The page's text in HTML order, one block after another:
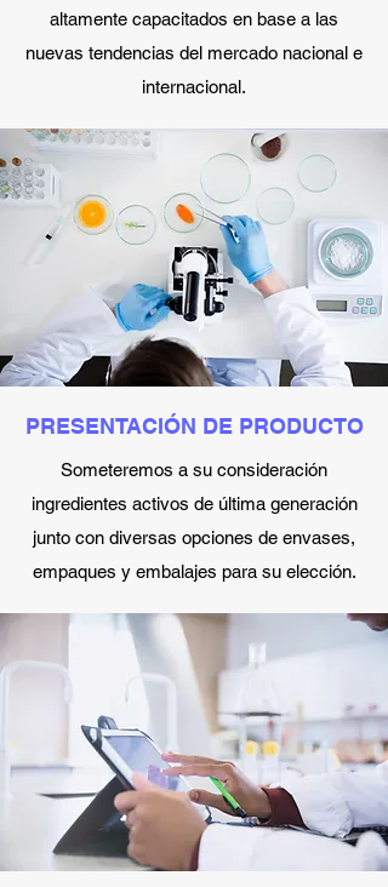
altamente capacitados en base a las
nuevas tendencias del mercado nacional e
internacional.
PRESENTACIÓN DE PRODUCTO
Someteremos a su consideración
ingredientes activos de última generación
junto con diversas opciones de envases,
empaques y embalajes para su elección.